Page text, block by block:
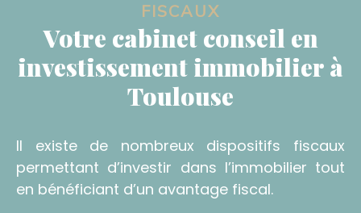
FISCAUX
Votre cabinet conseil en
investissement immobilier à
Toulouse
Il existe de nombreux dispositifs fiscaux
permettant d’investir dans l’immobilier tout
en bénéficiant d’un avantage fiscal.